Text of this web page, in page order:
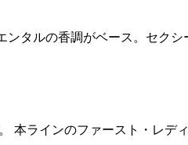
タルの香調がベース。セク
本ラインのファースト・レデ